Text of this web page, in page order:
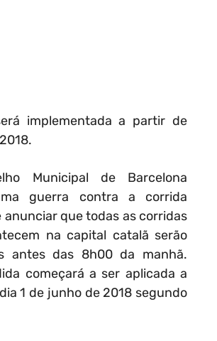
implementada a partir de
Municipal de Barcelona
guerra contra a corrida
anunciar que todas as corridas
na capital catalã serão
antes das 8h00 da manhã.
começará a ser aplicada a
1 de junho de 2018 segundo